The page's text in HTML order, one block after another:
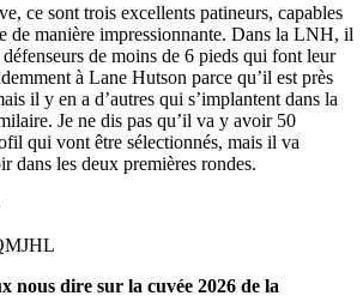
ce sont trois excellents patineurs, capables
de manière impressionnante. Dans la LNH, il
de moins de 6 pieds qui font leur
à Lane Hutson parce qu’il est près
il y en a d’autres qui s’implantent dans la
Je ne dis pas qu’il va y avoir 50
qui vont être sélectionnés, mais il va
dans les deux premières rondes.
nous dire sur la cuvée 2026 de la